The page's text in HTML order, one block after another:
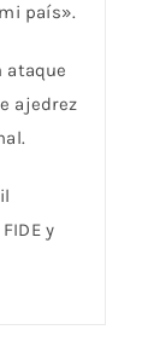
país».
ataque
ajedrez
y